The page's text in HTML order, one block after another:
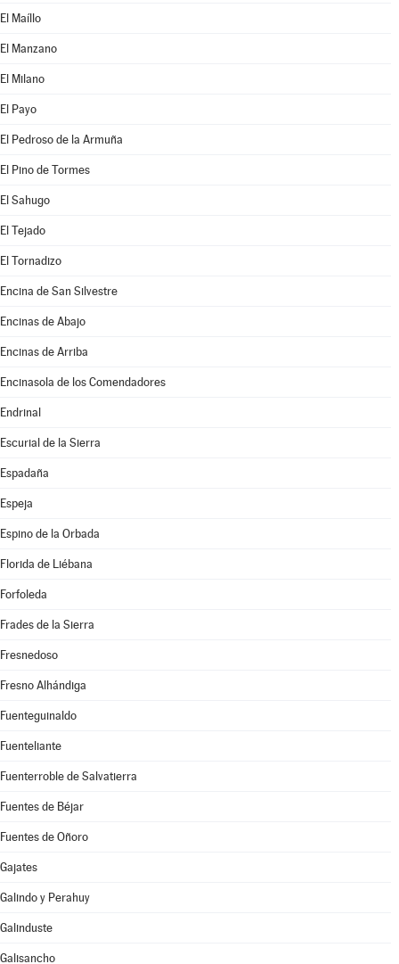
El Maíllo
El Manzano
El Milano
El Payo
El Pedroso de la Armuña
El Pino de Tormes
El Sahugo
El Tejado
El Tornadizo
Encina de San Silvestre
Encinas de Abajo
Encinas de Arriba
Encinasola de los Comendadores
Endrinal
Escurial de la Sierra
Espadaña
Espeja
Espino de la Orbada
Florida de Liébana
Forfoleda
Frades de la Sierra
Fresnedoso
Fresno Alhándiga
Fuenteguinaldo
Fuenteliante
Fuenterroble de Salvatierra
Fuentes de Béjar
Fuentes de Oñoro
Gajates
Galindo y Perahuy
Galinduste
Galisancho